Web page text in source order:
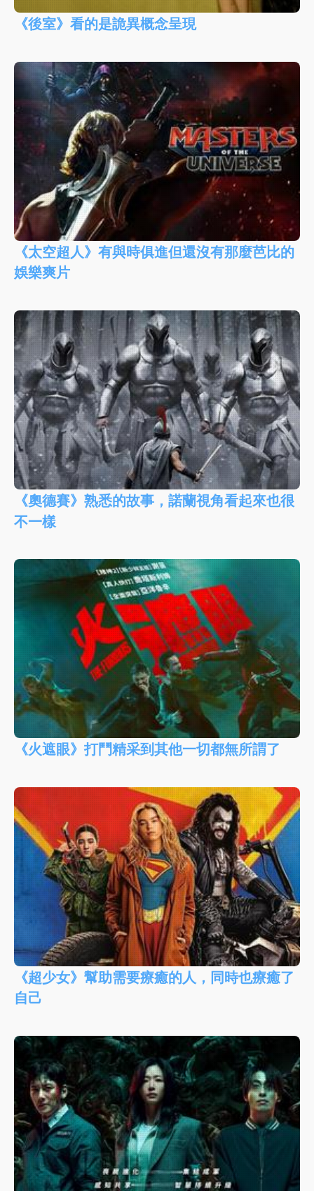
《後室》看的是詭異概念呈現
《太空超人》有與時俱進但還沒有那麼芭比的
娛樂爽片
《奧德賽》熟悉的故事，諾蘭視角看起來也很
不一樣
《火遮眼》打鬥精采到其他一切都無所謂了
《超少女》幫助需要療癒的人，同時也療癒了
自己